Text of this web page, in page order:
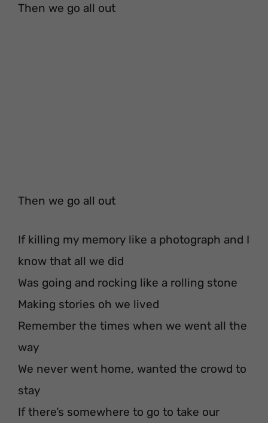
Then we go all out
Then we go all out
If killing my memory like a photograph and I
know that all we did
Was going and rocking like a rolling stone
Making stories oh we lived
Remember the times when we went all the
way
We never went home, wanted the crowd to
stay
If there’s somewhere to go to take our